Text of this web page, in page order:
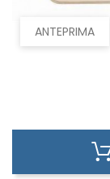
ANTEPRIMA